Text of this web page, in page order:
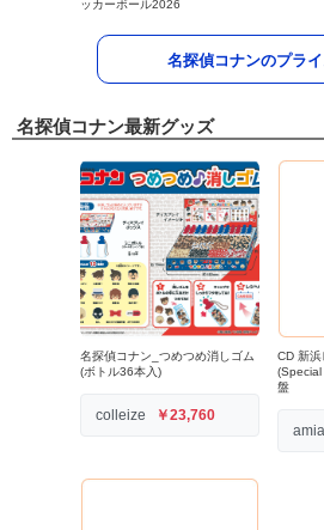
ッカーボール2026
名探偵コナンのプラ
名探偵コナン最新グッズ
名探偵コナン_つめつめ消しゴム
(ボトル36本入)
colleize ￥23,760
CD 新
(Special
盤